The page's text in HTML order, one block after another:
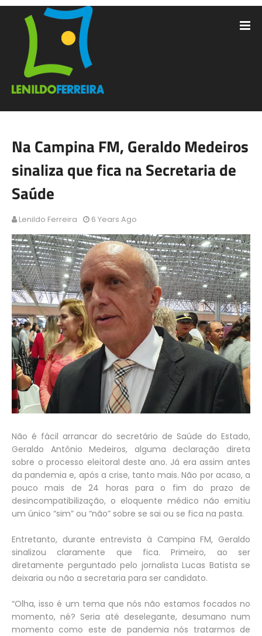
Na Campina FM, Geraldo Medeiros
sinaliza que fica na Secretaria de
Saúde
Lenildo Ferreira 6 Years Ago
Não é fácil arrancar do secretário de Saúde do Estado,
Geraldo Antônio Medeiros, alguma declaração direta
sobre o processo eleitoral deste ano. Já era assim antes
da pandemia e, após a crise, tanto mais. Não por acaso, a
pouco mais de 24 horas para o fim do prazo de
desincompatibilização, o eloquente médico não emitiu
um único “sim” ou “não” sobre se sai ou se fica na pasta.
Entretanto, durante entrevista à Campina FM, Geraldo
sinalizou claramente que fica. Primeiro, ao ser
diretamente perguntado pelo jornalista Lucas Batista se
deixaria ou não a secretaria para ser candidato.
“Olha, isso é um tema que nós não estamos focados no
momento, né? Seria até deselegante, desumano num
momento como este de pandemia nós tratarmos de